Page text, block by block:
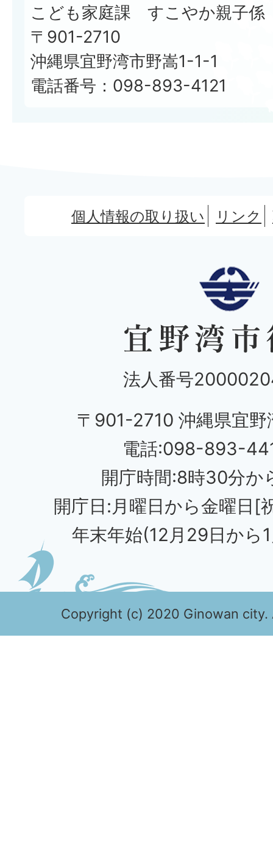
こども家庭課 すこやか親子係
〒901-2710
沖縄県宜野湾市野嵩1-1-1
電話番号：098-893-4121
個人情報の取り扱い リンク
法人番号
〒901-2710 沖縄県宜野
電話:098-893-
開庁時間:8時30分か
開庁日:月曜日から金曜日[
年末年始(12月29日から
Copyright (c) 2020 Ginowan city.